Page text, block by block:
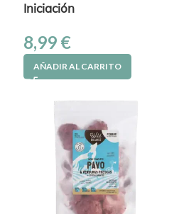
Iniciación
8,99 €
AÑADIR AL CARRITO